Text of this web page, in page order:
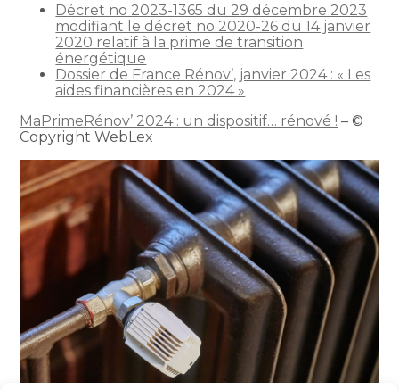
Décret no 2023-1365 du 29 décembre 2023
modifiant le décret no 2020-26 du 14 janvier
2020 relatif à la prime de transition
énergétique
Dossier de France Rénov’, janvier 2024 : « Les
aides financières en 2024 »
MaPrimeRénov’ 2024 : un dispositif… rénové ! – ©
Copyright WebLex